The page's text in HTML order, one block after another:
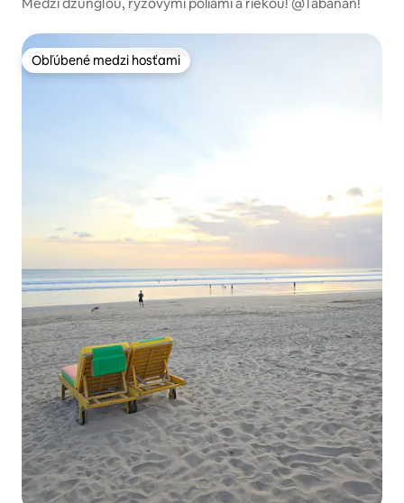
Obľúbené medzi hosťami
Obľúbené medzi hosťami